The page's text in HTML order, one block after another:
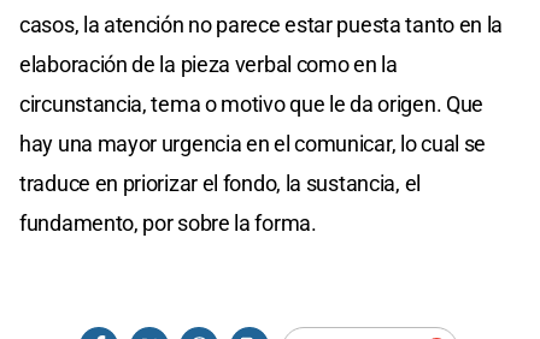
casos, la atención no parece estar puesta tanto en la
elaboración de la pieza verbal como en la
circunstancia, tema o motivo que le da origen. Que
hay una mayor urgencia en el comunicar, lo cual se
traduce en priorizar el fondo, la sustancia, el
fundamento, por sobre la forma.